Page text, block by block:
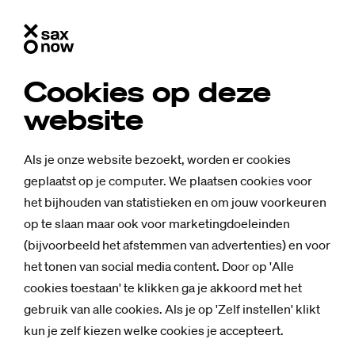
Cookies op deze
website
Als je onze website bezoekt, worden er cookies
geplaatst op je computer. We plaatsen cookies voor
het bijhouden van statistieken en om jouw voorkeuren
op te slaan maar ook voor marketingdoeleinden
(bijvoorbeeld het afstemmen van advertenties) en voor
het tonen van social media content. Door op 'Alle
cookies toestaan' te klikken ga je akkoord met het
gebruik van alle cookies. Als je op 'Zelf instellen' klikt
kun je zelf kiezen welke cookies je accepteert.